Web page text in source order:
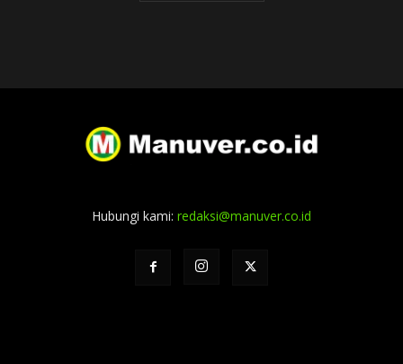
Hubungi kami: redaksi@manuver.co.id